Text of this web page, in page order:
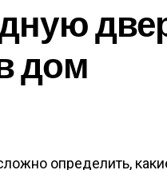
дом
определить,